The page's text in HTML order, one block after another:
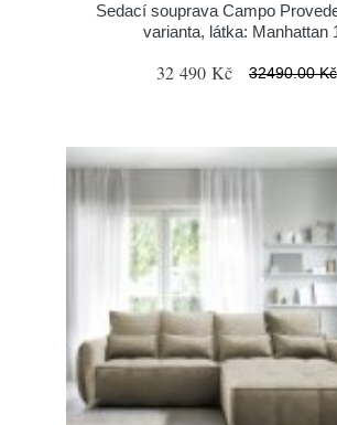
Sedací souprava Campo
varianta, látka: Manhattan
32 490 Kč 32490.00 Kč